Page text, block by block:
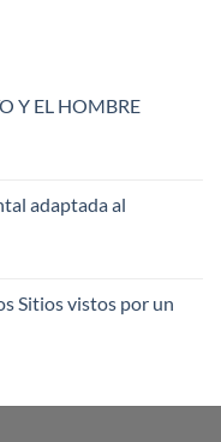
Y EL HOMBRE
adaptada al
Sitios vistos por un